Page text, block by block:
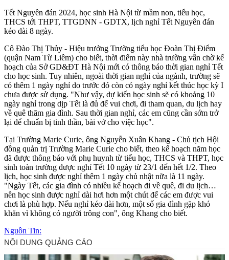
Tết Nguyên đán 2024, học sinh Hà Nội từ mầm non, tiểu học,
THCS tới THPT, TTGDNN - GDTX, lịch nghỉ Tết Nguyên đán
kéo dài 8 ngày.
Cô Đào Thị Thủy - Hiệu trưởng Trường tiểu học Đoàn Thị Điểm
(quận Nam Từ Liêm) cho biết, thời điểm này nhà trường vẫn chờ kế
hoạch của Sở GD&ĐT Hà Nội mới có thông báo thời gian nghỉ Tết
cho học sinh. Tuy nhiên, ngoài thời gian nghỉ của ngành, trường sẽ
có thêm 1 ngày nghỉ do trước đó còn có ngày nghỉ kết thúc học kỳ I
chưa được sử dụng. "Như vậy, dự kiến học sinh sẽ có khoảng 10
ngày nghỉ trong dịp Tết là đủ để vui chơi, đi tham quan, du lịch hay
về quê thăm gia đình. Sau thời gian nghỉ, các em cũng cần sớm trở
lại để chuẩn bị tinh thần, bài vở cho việc học".
Tại Trường Marie Curie, ông Nguyễn Xuân Khang - Chủ tịch Hội
đồng quản trị Trường Marie Curie cho biết, theo kế hoạch năm học
đã được thông báo với phụ huynh từ tiểu học, THCS và THPT, học
sinh toàn trường được nghỉ Tết 10 ngày từ 23/1 đến hết 1/2. Theo
lịch, học sinh được nghỉ thêm 1 ngày chủ nhật nữa là 11 ngày.
"Ngày Tết, các gia đình có nhiều kế hoạch đi về quê, đi du lịch…
nên học sinh được nghỉ dài hơi hơn một chút để các em được vui
chơi là phù hợp. Nếu nghỉ kéo dài hơn, một số gia đình gặp khó
khăn vì không có người trông con", ông Khang cho biết.
Nguồn Tin: